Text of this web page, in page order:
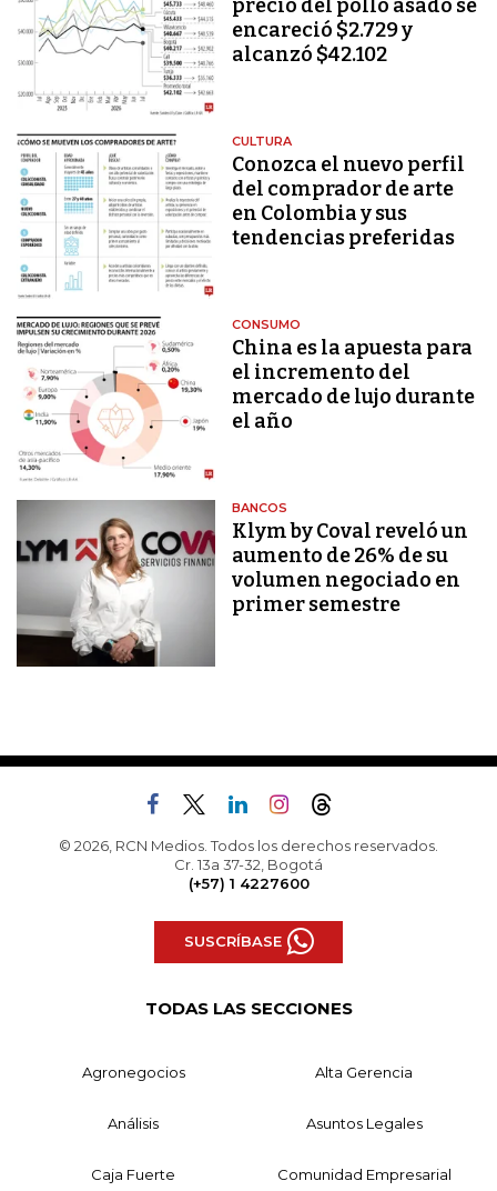
precio del pollo asado se
encareció $2.729 y
alcanzó $42.102
CULTURA
Conozca el nuevo perfil
del comprador de arte
en Colombia y sus
tendencias preferidas
CONSUMO
China es la apuesta para
el incremento del
mercado de lujo durante
el año
BANCOS
Klym by Coval reveló un
aumento de 26% de su
volumen negociado en
primer semestre
© 2026, RCN Medios. Todos los derechos reservados.
Cr. 13a 37-32, Bogotá
(+57) 1 4227600
SUSCRÍBASE
TODAS LAS SECCIONES
Agronegocios Alta Gerencia
Análisis Asuntos Legales
Caja Fuerte Comunidad Empresarial